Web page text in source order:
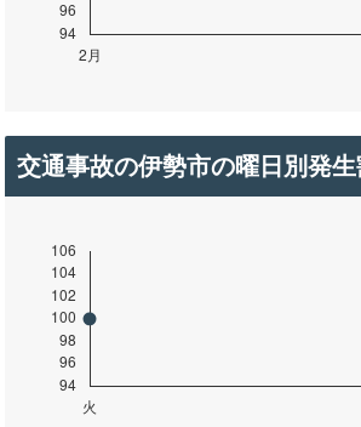
交通事故の伊勢市の曜日別発